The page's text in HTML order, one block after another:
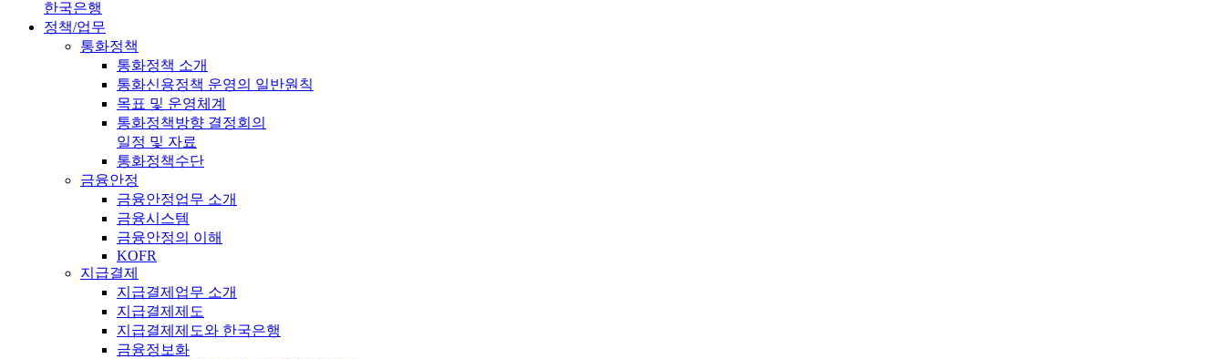
한국은행
정책/업무
통화정책
통화정책 소개
통화신용정책 운영의 일반원칙
목표 및 운영체계
통화정책방향 결정회의
일정 및 자료
통화정책수단
금융안정
금융안정업무 소개
금융시스템
금융안정의 이해
KOFR
지급결제
지급결제업무 소개
지급결제제도
지급결제제도와 한국은행
금융정보화